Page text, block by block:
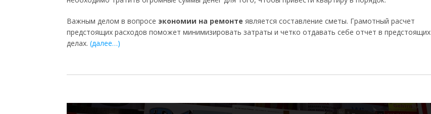
Важным делом в вопросе экономии на ремонте является составление сметы. Грамотный расчет
предстоящих расходов поможет минимизировать затраты и четко отдавать себе отчет в предстоящих
делах. (далее…)